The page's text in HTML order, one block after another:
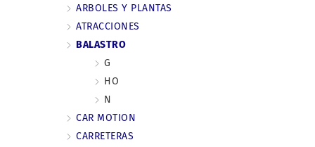
ARBOLES Y PLANTAS
ATRACCIONES
BALASTRO
G
HO
N
CAR MOTION
CARRETERAS